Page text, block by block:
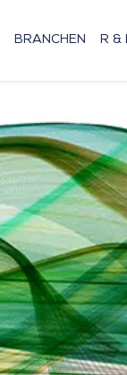
BRANCHEN R &